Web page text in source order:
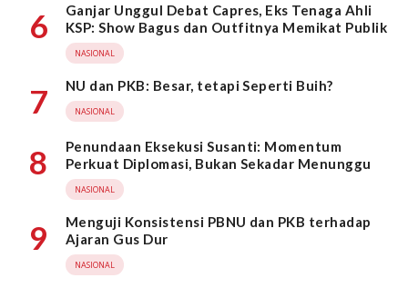
6
Ganjar Unggul Debat Capres, Eks Tenaga Ahli
KSP: Show Bagus dan Outfitnya Memikat Publik
NASIONAL
7 NU dan PKB: Besar, tetapi Seperti Buih?
NASIONAL
8
Penundaan Eksekusi Susanti: Momentum
Perkuat Diplomasi, Bukan Sekadar Menunggu
NASIONAL
9
Menguji Konsistensi PBNU dan PKB terhadap
Ajaran Gus Dur
NASIONAL